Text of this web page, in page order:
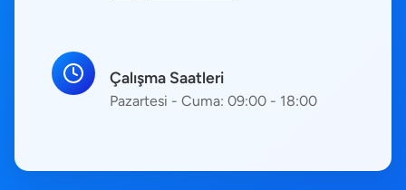
Çalışma Saatleri
Pazartesi - Cuma: 09:00 - 18:00